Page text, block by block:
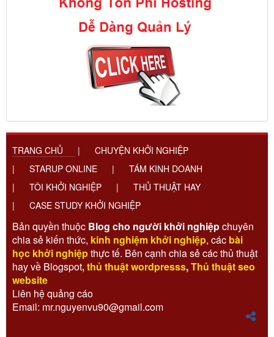
TRANG CHỦ |
CHUYỆN KHỞI NGHIỆP
|
STARUP ONLINE |
TÁM KINH DOANH
|
TÔI KHỞI NGHIỆP |
THỦ THUẬT HAY
|
CASE STUDY KHỞI NGHIỆP
Bản quyền thuộc Blog cho người khởi nghiệpchuyên
chia sẻ kiến thức, kinh nghiệm khởi nghiệp, các bài
học khởi nghiệpthực tế. Bên cạnh chia sẻ các thủ thuật
hay về Blogspot,thủ thuật wordpresss,Thủ thuật seo
website
Liên hệ quảng cáo
Email: mr.nguyenvu90@gmail.com